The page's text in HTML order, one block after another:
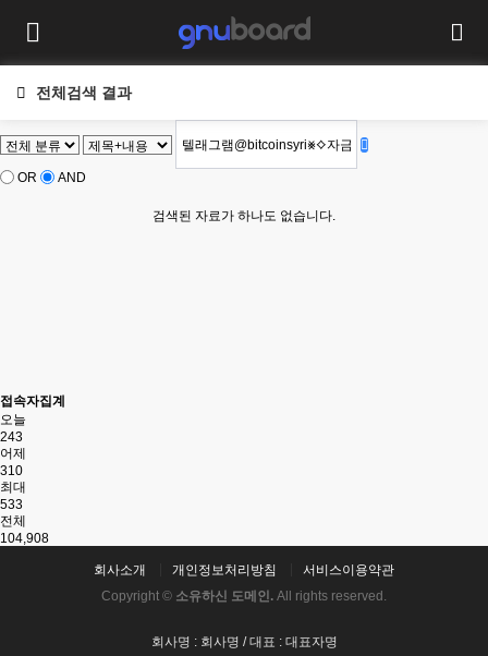
전체검색 결과
OR AND
검색된 자료가 하나도 없습니다.
접속자집계
오늘
243
어제
310
최대
533
전체
104,908
회사소개 개인정보처리방침
서비스이용약관
Copyright © 소유하신 도메인. All rights reserved.
회사명 : 회사명 / 대표 : 대표자명